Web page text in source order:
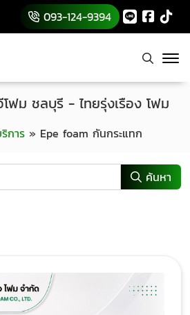
093-124-9394
การ » Epe foam กันกระแทก
ฟม ชลบุรี - ไทยรุ่งเรือง โฟม
ค้นหา